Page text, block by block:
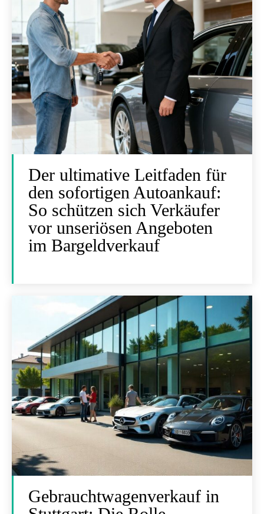
Der ultimative Leitfaden für
den sofortigen Autoankauf:
So schützen sich Verkäufer
vor unseriösen Angeboten
im Bargeldverkauf
Gebrauchtwagenverkauf in